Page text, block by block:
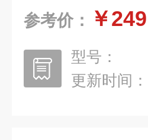
参考价： ￥249
型号：
更新时间：